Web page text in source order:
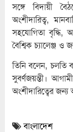
সঙ্গে বিদায়ী
অংশীদারিত্ব,
সহযোগিতা বৃদ্ধি,
বৈশ্বিক চ্যালেঞ্জ
তিনি বলেন, চলতি
সুবর্ণজয়ন্তী।
অংশীদারিত্বের
বাংলাদেশ